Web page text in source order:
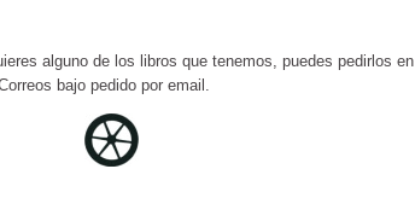
alguno de los libros que tenemos, puedes pedirlos en
bajo pedido por email.